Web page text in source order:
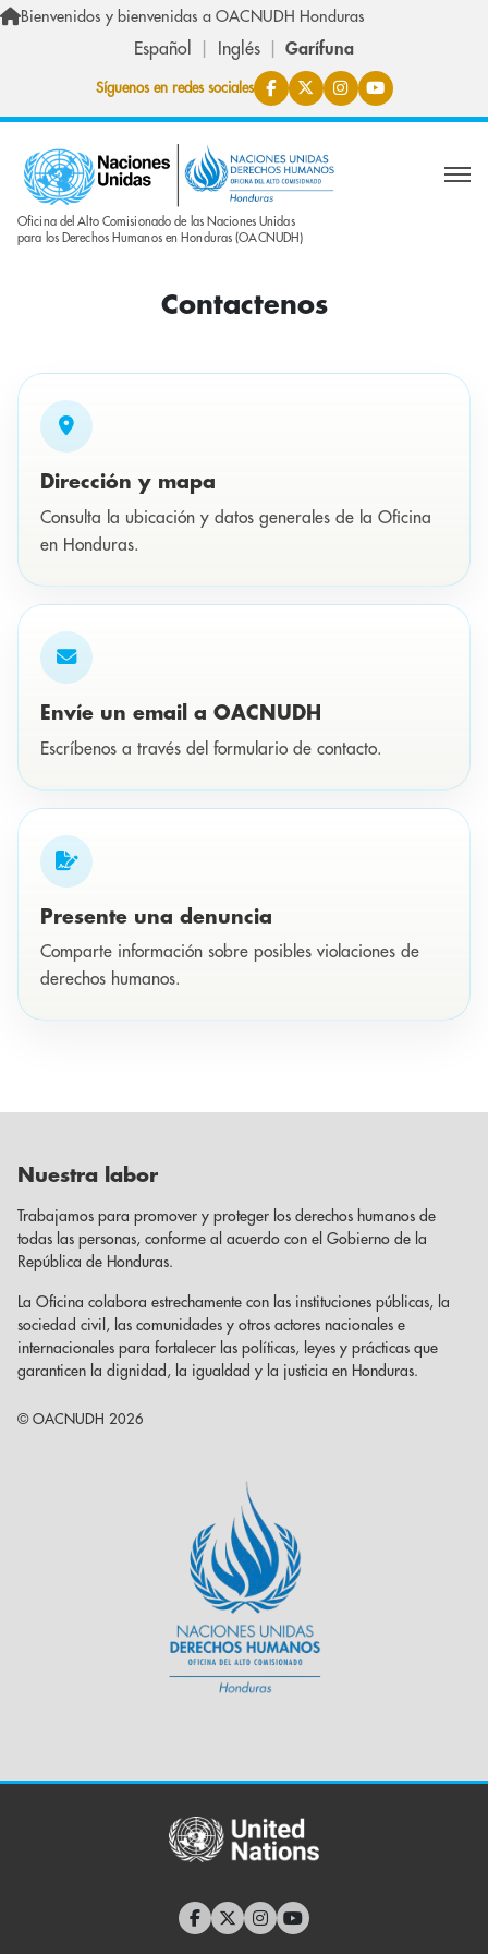
Skip to main content
Bienvenidos y bienvenidas a OACNUDH Honduras
Español Inglés Garífuna
Síguenos en redes sociales
Oficina del Alto Comisionado de las Naciones Unidas
para los Derechos Humanos en Honduras (OACNUDH)
Contactenos
Dirección y mapa
Consulta la ubicación y datos generales de la Oficina
en Honduras.
Envíe un email a OACNUDH
Escríbenos a través del formulario de contacto.
Presente una denuncia
Comparte información sobre posibles violaciones de
derechos humanos.
Nuestra labor
Trabajamos para promover y proteger los derechos humanos de
todas las personas, conforme al acuerdo con el Gobierno de la
República de Honduras.
La Oficina colabora estrechamente con las instituciones públicas, la
sociedad civil, las comunidades y otros actores nacionales e
internacionales para fortalecer las políticas, leyes y prácticas que
garanticen la dignidad, la igualdad y la justicia en Honduras.
© OACNUDH 2026